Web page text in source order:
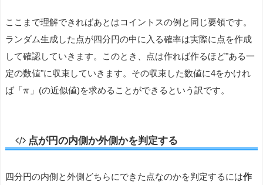
ここまで理解できればあとはコイントスの例と同じ要領です。
ランダム生成した点が四分円の中に入る確率は実際に点を作成
して確認していきます。このとき、点は作れば作るほど"ある一
定の数値"に収束していきます。その収束した数値に4をかけれ
ば「 π 」(の近似値)を求めることができるという訳です。
点が円の内側か外側かを判定する
四分円の内側と外側どちらにできた点なのかを判定するには作